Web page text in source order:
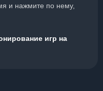
и нажмите по нему,
игр на